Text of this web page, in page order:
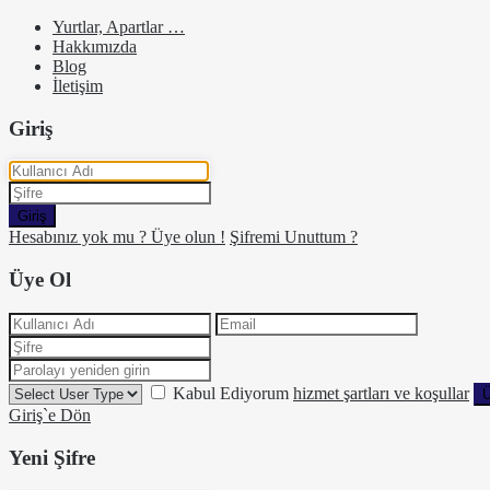
Yurtlar, Apartlar …
Hakkımızda
Blog
İletişim
Giriş
Giriş
Hesabınız yok mu ? Üye olun ! Şifremi Unuttum ?
Üye Ol
Kabul Ediyorum hizmet şartları ve koşullar
Giriş`e Dön
Yeni Şifre